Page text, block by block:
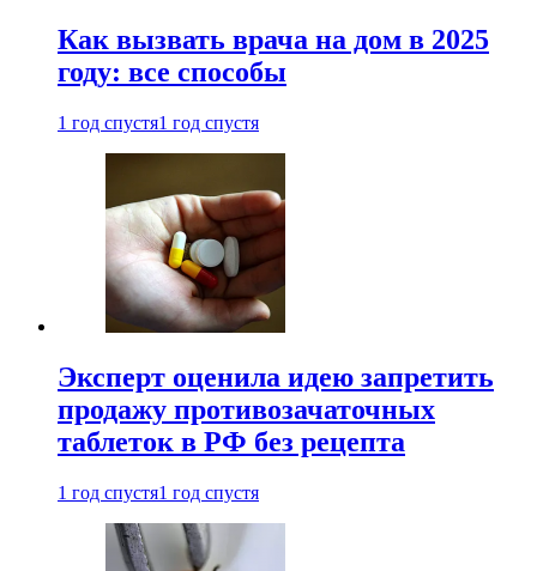
Как вызвать врача на дом в 2025
году: все способы
1 год спустя1 год спустя
Эксперт оценила идею запретить
продажу противозачаточных
таблеток в РФ без рецепта
1 год спустя1 год спустя